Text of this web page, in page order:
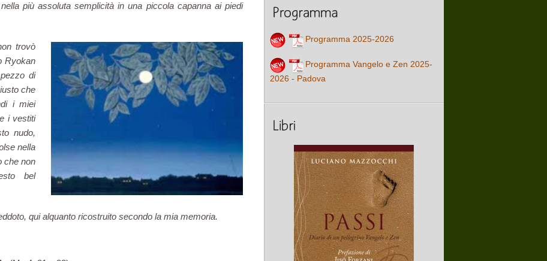
più assoluta semplicità in una piccola capanna ai piedi
trovò
Ryokan
di
che
i miei
i vestiti
nudo,
nella
che non
bel
qui alquanto ricostruito secondo la mia memoria.
Programma 2025-2026
Programma Vangelo e Zen 2025-
2026 - Padova